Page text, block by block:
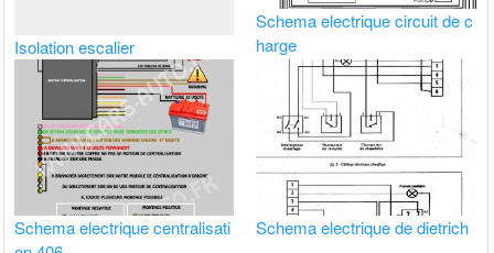
Isolation escalier
Schema electrique circuit de c
harge
Schema electrique centralisati
Schema electrique de dietrich